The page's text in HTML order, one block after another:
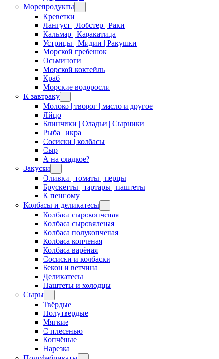
Морепродукты
Креветки
Лангуст | Лобстер | Раки
Кальмар | Каракатица
Устрицы | Мидии | Ракушки
Морской гребешок
Осьминоги
Морской коктейль
Краб
Морские водоросли
К завтраку
Молоко | творог | масло и другое
Яйцо
Блинчики | Оладьи | Сырники
Рыба | икра
Сосиски | колбасы
Сыр
А на сладкое?
Закуски
Оливки | томаты | перцы
Брускетты | тартары | паштеты
К пенному
Колбасы и деликатесы
Колбаса сырокопченая
Колбаса сыровяленая
Колбаса полукопченая
Колбаса копченая
Колбаса варёная
Сосиски и колбаски
Бекон и ветчина
Деликатесы
Паштеты и холодцы
Сыры
Твёрдые
Полутвёрдые
Мягкие
С плесенью
Копчёные
Нарезка